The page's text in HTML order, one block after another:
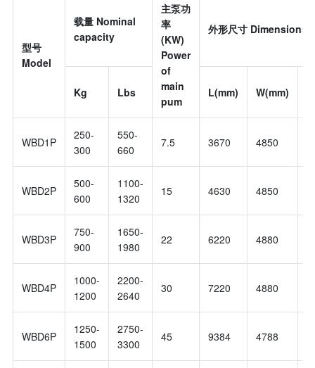
型号
Model
载量 Nominal
capacity
主泵功
率
(KW)
Power
of
main
pum
外形尺寸 Dimensions
Kg Lbs L(mm) W(mm)
WBD1P
250-
300
550-
660
7.5 3670 4850
WBD2P
500-
600
1100-
1320
15 4630 4850
WBD3P
750-
900
1650-
1980
22 6220 4880
WBD4P
1000-
1200
2200-
2640
30 7220 4880
WBD6P
1250-
1500
2750-
3300
45 9384 4788